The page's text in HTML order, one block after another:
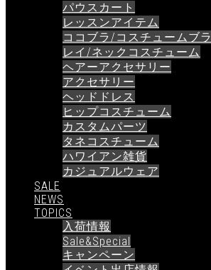
パウスカート
レッスンアイテム
ココブラ/コスチュームブラ
レイ/ネックコスチューム
ヘアーアクセサリー
アクセサリー
ヘッドドレス
ヒップコスチューム
カスタムパーツ
タネコスチューム
ハワイアン雑貨
カジュアルウェア
SALE
NEWS
TOPICS
入荷情報
Sale&Special
キャンペーン